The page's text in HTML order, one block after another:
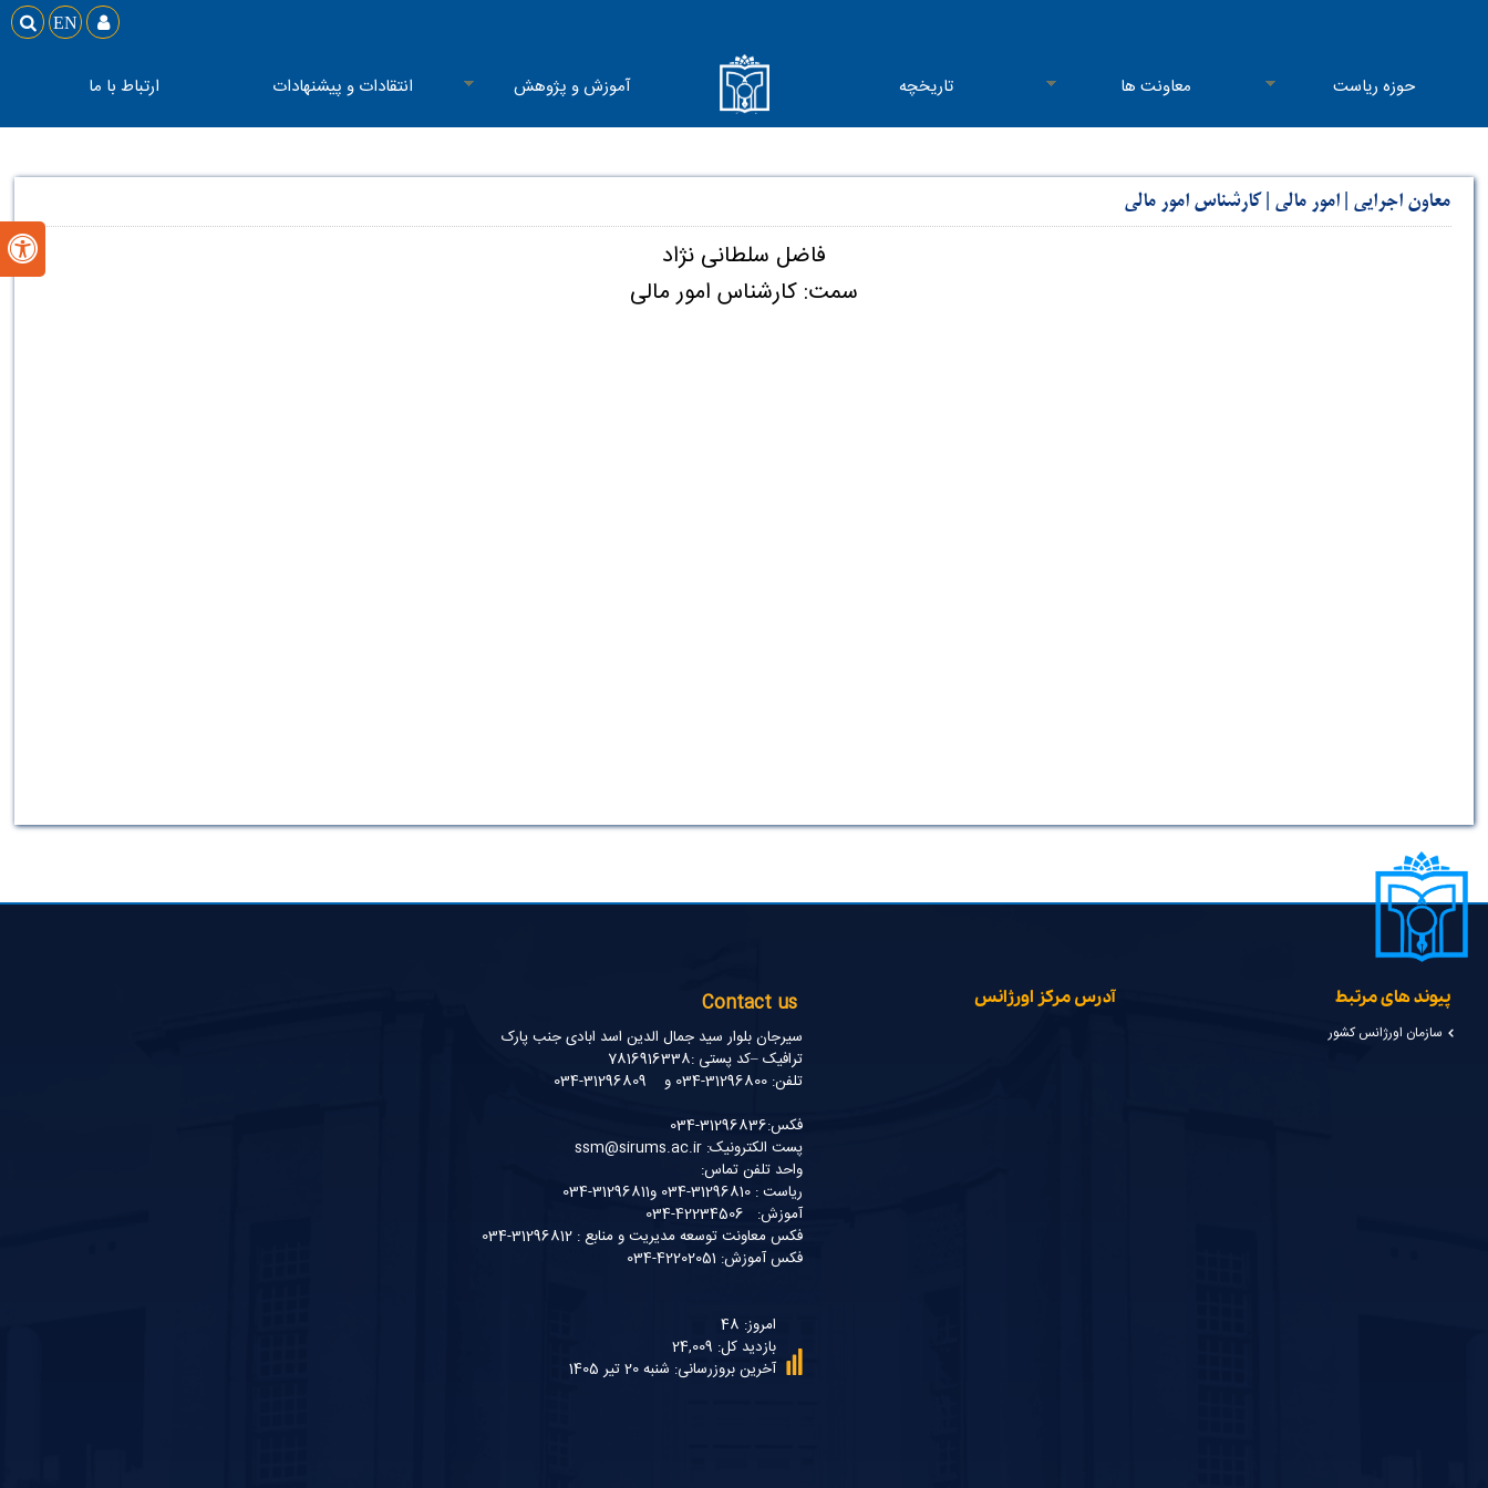
 EN 
حوزه ریاست معاونت ها تاریخچه آموزش و پژوهش انتقادات و پیشنهادات ارتباط با ما
معاون اجرایی |امور مالی |کارشناس امور مالی
فاضل سلطانی نژاد
سمت: کارشناس امور مالی
پیوند های مرتبط
سازمان اورژانس کشور
آدرس مرکز اورژانس Contact us
سیرجان بلوار سید جمال الدین اسد ابادی جنب پارک
ترافیک –کد پستی :7816916338
تلفن: 31296800-034 و 31296809-034
فکس:31296836-034
پست الکترونیک: ssm@sirums.ac.ir
واحد تلفن تماس:
ریاست : 31296810-034 و31296811-034
آموزش: 42234506-034
فکس معاونت توسعه مدیریت و منابع : 31296812-034
فکس آموزش: 42202051-034
امروز: 48
بازدید کل: 24,009
آخرین بروزرسانی: شنبه 20 تیر 1405
